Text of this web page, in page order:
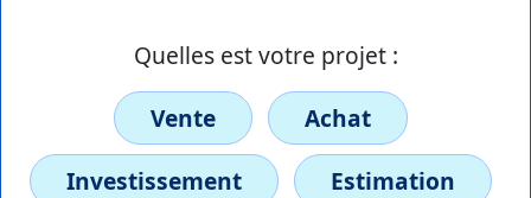
Quelles est votre projet :
Vente
Achat
Investissement
Estimation